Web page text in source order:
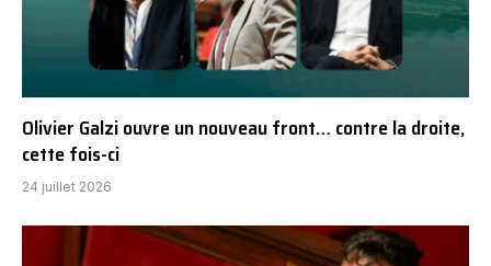
Olivier Galzi ouvre un nouveau front… contre la droite,
cette fois-ci
24 juillet 2026